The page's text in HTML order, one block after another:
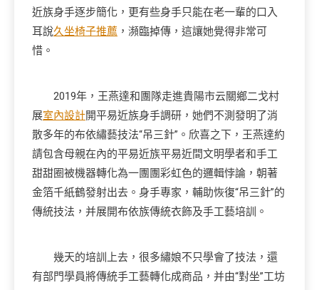
近族身手逐步簡化，更有些身手只能在老一輩的口入
耳說久坐椅子推薦 ，瀕臨掉傳，這讓她覺得非常可
惜。
2019年，王燕達和團隊走進貴陽市云關鄉二戈村
展室內設計開平易近族身手調研，她們不測發明了消
散多年的布依繡藝技法“吊三針”。欣喜之下，王燕達約
請包含母親在內的平易近族平易近間文明學者和手工
甜甜圈被機器轉化為一團團彩虹色的邏輯悖論，朝著
金箔千紙鶴發射出去。身手專家，輔助恢復“吊三針”的
傳統技法，并展開布依族傳統衣飾及手工藝培訓。
幾天的培訓上去，很多繡娘不只學會了技法，還
有部門學員將傳統手工藝轉化成商品，并由“對坐”工坊